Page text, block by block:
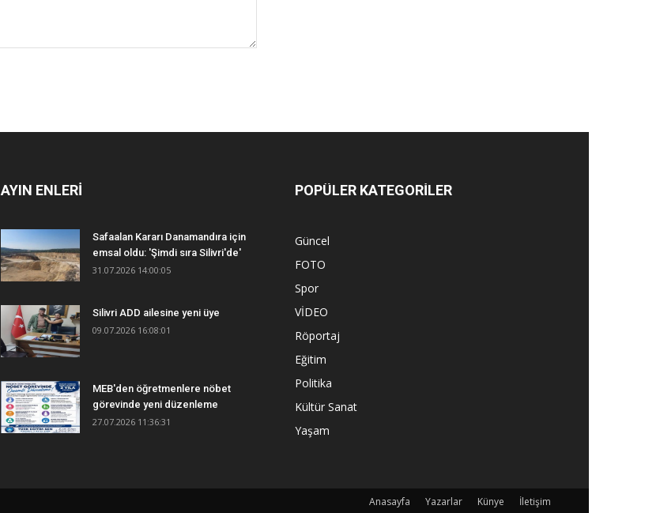
AYIN ENLERİ
Safaalan Kararı Danamandıra için
emsal oldu: 'Şimdi sıra Silivri'de'
31.07.2026 14:00:05
Silivri ADD ailesine yeni üye
09.07.2026 16:08:01
MEB'den öğretmenlere nöbet
görevinde yeni düzenleme
27.07.2026 11:36:31
POPÜLER KATEGORİLER
Güncel
FOTO
Spor
VİDEO
Röportaj
Eğitim
Politika
Kültür Sanat
Yaşam
Anasayfa Yazarlar Künye İletişim